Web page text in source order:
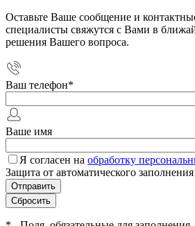
Оставьте Ваше сообщение и
специалисты свяжутся с Вами в
решения Вашего вопроса.
Ваш телефон*
Ваше имя
Я согласен на обработку
Защита от автоматического заполнения